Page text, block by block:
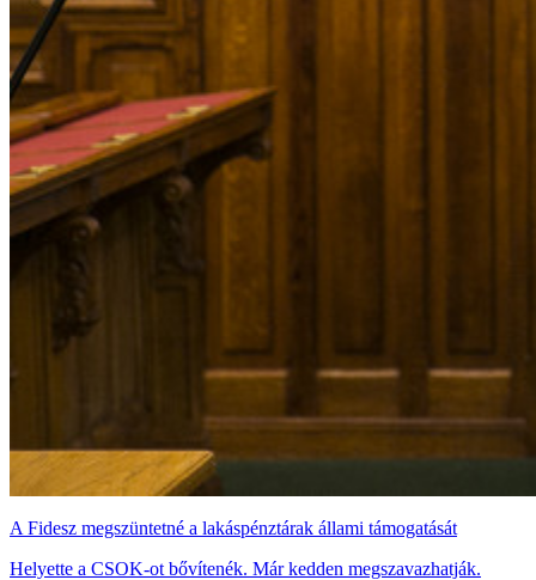
A Fidesz megszüntetné a lakáspénztárak állami támogatását
Helyette a CSOK-ot bővítenék. Már kedden megszavazhatják.